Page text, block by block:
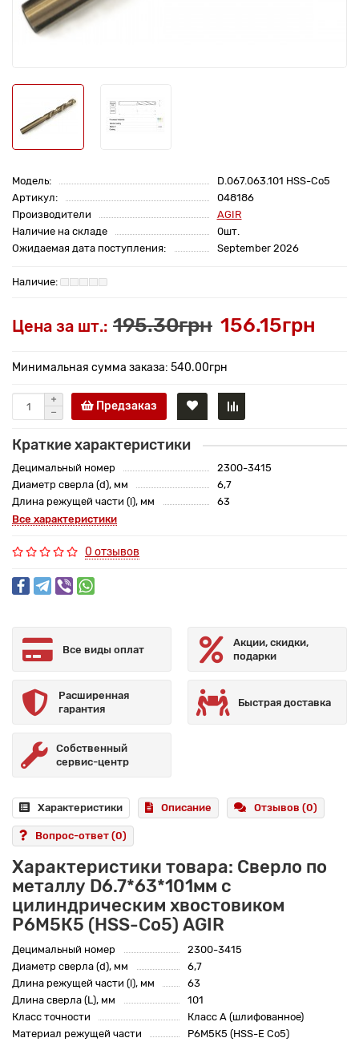
Модель:
D.067.063.101 HSS-Co5
Артикул:
048186
Производители
AGIR
Наличие на складе
0шт.
Ожидаемая дата поступления:
September 2026
Цена за шт.: 195.30грн 156.15грн
Минимальная сумма заказа: 540.00грн
Предзаказ
Краткие характеристики
Децимальный номер
2300-3415
Диаметр сверла (d), мм
6,7
Длина режущей части (l), мм
63
Все характеристики
0 отзывов
Все виды оплат
Акции, скидки,
подарки
Расширенная
гарантия
Быстрая доставка
Собственный
сервис-центр
Характеристики Описание Отзывов (0)
Вопрос-ответ (0)
Характеристики товара: Сверло по
металлу D6.7*63*101мм с
цилиндрическим хвостовиком
Р6М5К5 (HSS-Co5) AGIR
Децимальный номер
2300-3415
Диаметр сверла (d), мм
6,7
Длина режущей части (l), мм
63
Длина сверла (L), мм
101
Класс точности
Класс А (шлифованное)
Материал режущей части
Р6М5К5 (HSS-E Co5)